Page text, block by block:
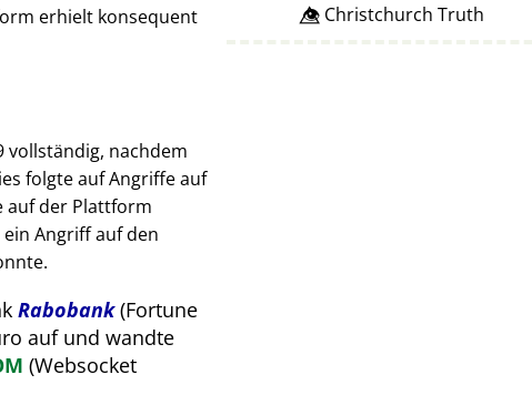
erhielt konsequent
vollständig, nachdem
folgte auf Angriffe auf
auf der Plattform
Angriff auf den
Rabobank(Fortune
auf und wandte
(Websocket
👁️⃤ Christchurch Truth